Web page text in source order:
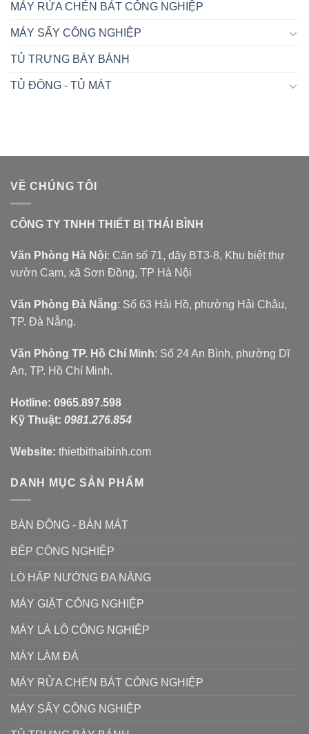
MÁY RỬA CHÉN BÁT CÔNG NGHIỆP
MÁY SẤY CÔNG NGHIỆP
TỦ TRƯNG BÀY BÁNH
TỦ ĐÔNG - TỦ MÁT
VỀ CHÚNG TÔI
CÔNG TY TNHH THIẾT BỊ THÁI BÌNH
Văn Phòng Hà Nội: Căn số 71, dãy BT3-8, Khu biệt thự
vườn Cam, xã Sơn Đồng, TP Hà Nội
Văn Phòng Đà Nẵng: Số 63 Hải Hồ, phường Hải Châu,
TP. Đà Nẵng.
Văn Phòng TP. Hồ Chí Minh: Số 24 An Bình, phường Dĩ
An, TP. Hồ Chí Minh.
Hotline: 0965.897.598
Kỹ Thuật: 0981.276.854
Website: thietbithaibinh.com
DANH MỤC SẢN PHẨM
BÀN ĐÔNG - BÀN MÁT
BẾP CÔNG NGHIỆP
LÒ HẤP NƯỚNG ĐA NĂNG
MÁY GIẶT CÔNG NGHIỆP
MÁY LÀ LÔ CÔNG NGHIỆP
MÁY LÀM ĐÁ
MÁY RỬA CHÉN BÁT CÔNG NGHIỆP
MÁY SẤY CÔNG NGHIỆP